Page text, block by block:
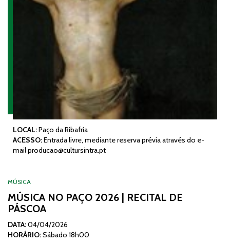
LOCAL:Paço da Ribafria
ACESSO:Entrada livre, mediante reserva prévia através do e-
mailproducao@cultursintra.pt
MÚSICA
MÚSICA NO PAÇO 2026 | RECITAL DE
PÁSCOA
DATA:04/04/2026
HORÁRIO:Sábado 18h00